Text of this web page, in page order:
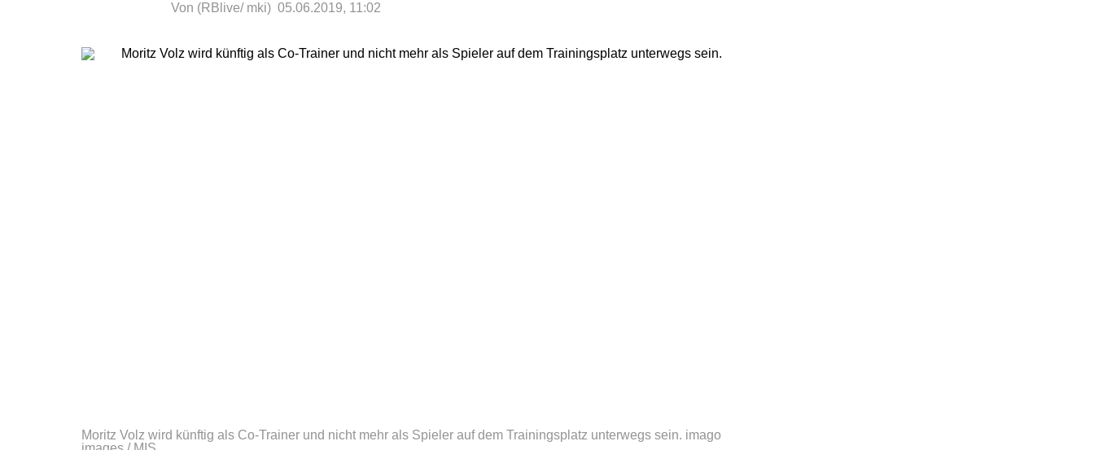
Von (RBlive/ mki) 05.06.2019, 11:02
Moritz Volz wird künftig als Co-Trainer und nicht mehr als Spieler auf dem Trainingsplatz unterwegs sein. imago